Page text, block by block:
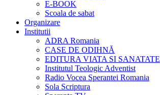
E-BOOK
Scoala de sabat
Organizare
Institutii
ADRA Romania
CASE DE ODIHNĂ
EDITURA VIATA SI SANATATE
Institutul Teologic Adventist
Radio Vocea Sperantei Romania
Sola Scriptura